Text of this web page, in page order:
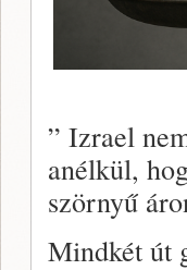
” Izrael
anélkül,
szörnyű
Mindkét út